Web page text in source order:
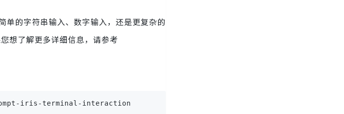
单的字符串输入、数字输入，还是更复杂的
想了解更多详细信息，请参考
iris-terminal-interaction